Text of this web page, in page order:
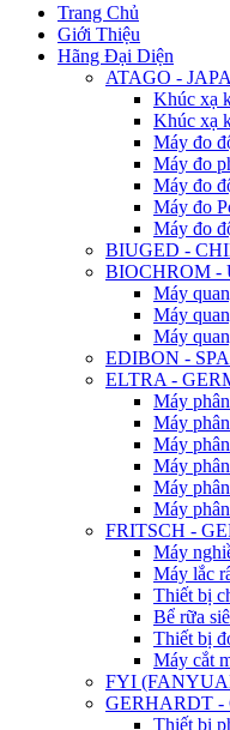
Trang Chủ
Giới Thiệu
Hãng Đại Diện
ATAGO -
Khúc xạ
Khúc xạ
Máy đo
Máy đo
Máy đo
Máy đo
Máy đo
BIUGED -
BIOCHROM -
Máy
Máy
Máy
EDIBON -
ELTRA -
Máy
Máy
Máy
Máy
Máy
Máy
FRITSCH -
Máy
Máy lắc
Thiết bị
Bể rữa
Thiết bị
Máy cắt
FYI
GERHARDT
Thiết bị